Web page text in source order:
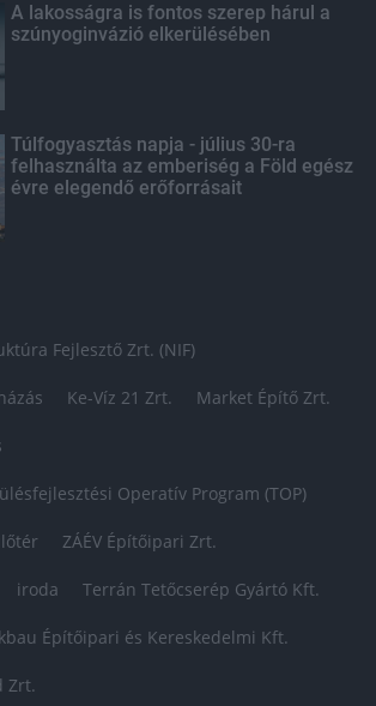
A lakosságra is fontos szerep hárul a
szúnyoginvázió elkerülésében
Túlfogyasztás napja - július 30-ra
felhasználta az emberiség a Föld egész
évre elegendő erőforrásait
Fejlesztő Zrt. (NIF)
Ke-Víz 21 Zrt. Market Építő Zrt.
Operatív Program (TOP)
ZÁÉV Építőipari Zrt.
iroda Terrán Tetőcserép Gyártó Kft.
Építőipari és Kereskedelmi Kft.
Zrt.